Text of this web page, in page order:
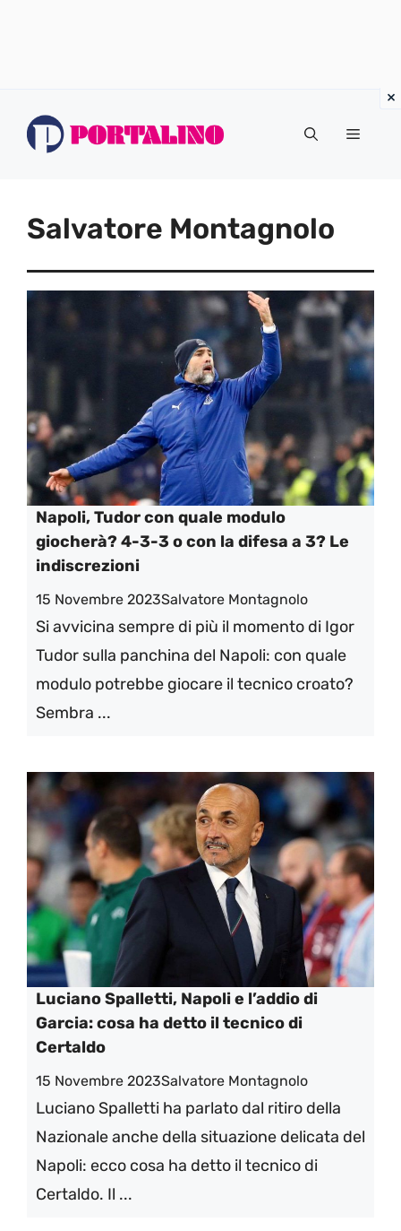
Menu
Salvatore Montagnolo
Napoli, Tudor con quale modulo
giocherà? 4-3-3 o con la difesa a 3? Le
indiscrezioni
15 Novembre 2023Salvatore Montagnolo
Si avvicina sempre di più il momento di Igor
Tudor sulla panchina del Napoli: con quale
modulo potrebbe giocare il tecnico croato?
Sembra ...
Luciano Spalletti, Napoli e l’addio di
Garcia: cosa ha detto il tecnico di
Certaldo
15 Novembre 2023Salvatore Montagnolo
Luciano Spalletti ha parlato dal ritiro della
Nazionale anche della situazione delicata del
Napoli: ecco cosa ha detto il tecnico di
Certaldo. Il ...